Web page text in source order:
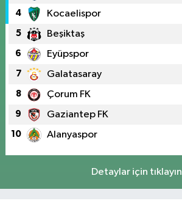
4 Kocaelispor
5 Beşiktaş
6 Eyüpspor
7 Galatasaray
8 Çorum FK
9 Gaziantep FK
10 Alanyaspor
Detaylar için tıklayın